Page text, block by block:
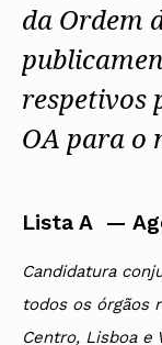
da Ordem
respetivos
OA para o
Lista A —
Candidatura
todos os órgãos
Centro, Lisboa e